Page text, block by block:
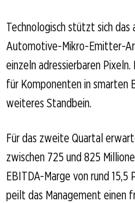
Technologisch stützt sich
Automotive-Mikro-Emitter-
einzeln adressierbaren
für Komponenten in
weiteres Standbein.
Für das zweite Quartal
zwischen 725 und 825
EBITDA-Marge von rund 15,5
peilt das Management einen